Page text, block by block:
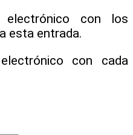
electrónico con los
esta entrada.
con cada